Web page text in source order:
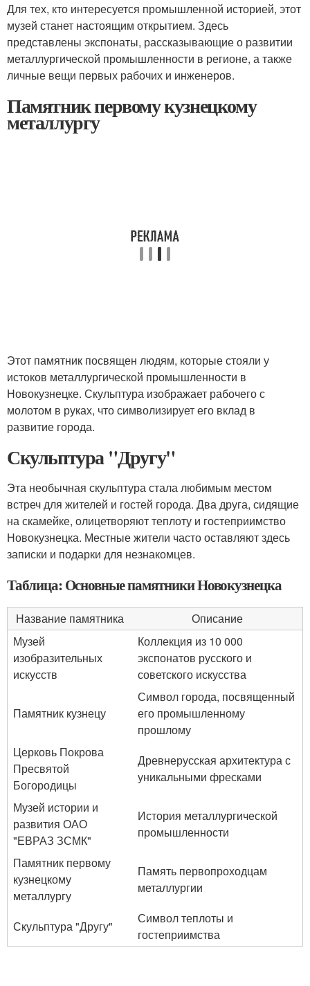
Для тех, кто интересуется промышленной историей, этот
музей станет настоящим открытием. Здесь
представлены экспонаты, рассказывающие о развитии
металлургической промышленности в регионе, а также
личные вещи первых рабочих и инженеров.
Памятник первому кузнецкому
металлургу
Этот памятник посвящен людям, которые стояли у
истоков металлургической промышленности в
Новокузнецке. Скульптура изображает рабочего с
молотом в руках, что символизирует его вклад в
развитие города.
Скульптура "Другу"
Эта необычная скульптура стала любимым местом
встреч для жителей и гостей города. Два друга, сидящие
на скамейке, олицетворяют теплоту и гостеприимство
Новокузнецка. Местные жители часто оставляют здесь
записки и подарки для незнакомцев.
Таблица: Основные памятники Новокузнецка
Название памятника
Описание
Музей
изобразительных
искусств
Коллекция из 10 000
экспонатов русского и
советского искусства
Памятник кузнецу
Символ города, посвященный
его промышленному
прошлому
Церковь Покрова
Пресвятой
Богородицы
Древнерусская архитектура с
уникальными фресками
Музей истории и
развития ОАО
"ЕВРАЗ ЗСМК"
История металлургической
промышленности
Памятник первому
кузнецкому
металлургу
Память первопроходцам
металлургии
Скульптура "Другу"
Символ теплоты и
гостеприимства